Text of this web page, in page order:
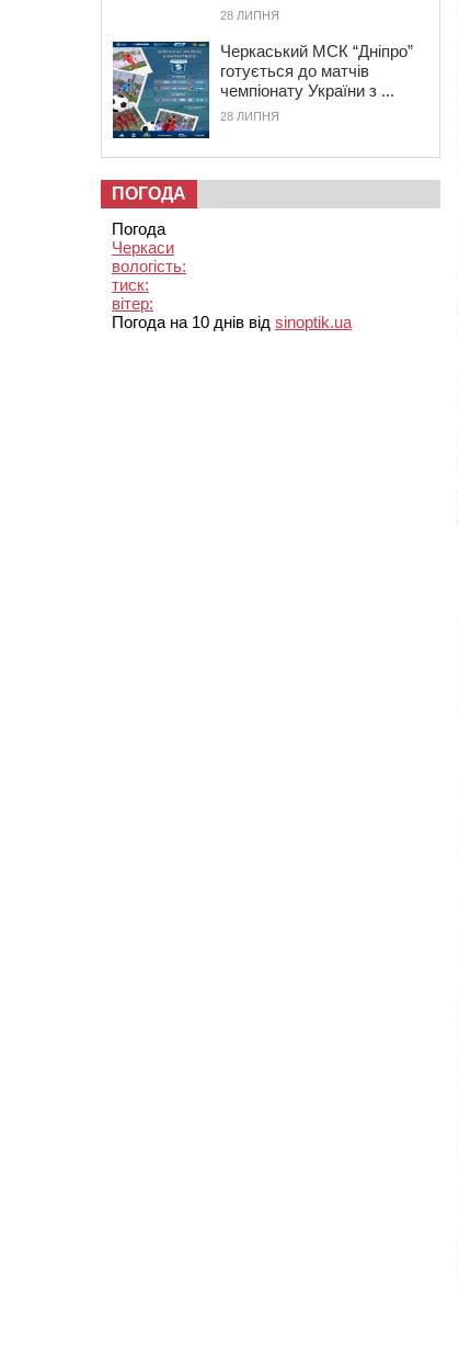
28 ЛИПНЯ
Черкаський МСК “Дніпро”
готується до матчів
чемпіонату України з ...
28 ЛИПНЯ
ПОГОДА
Погода
Черкаси
вологість:
тиск:
вітер:
Погода на 10 днів від sinoptik.ua